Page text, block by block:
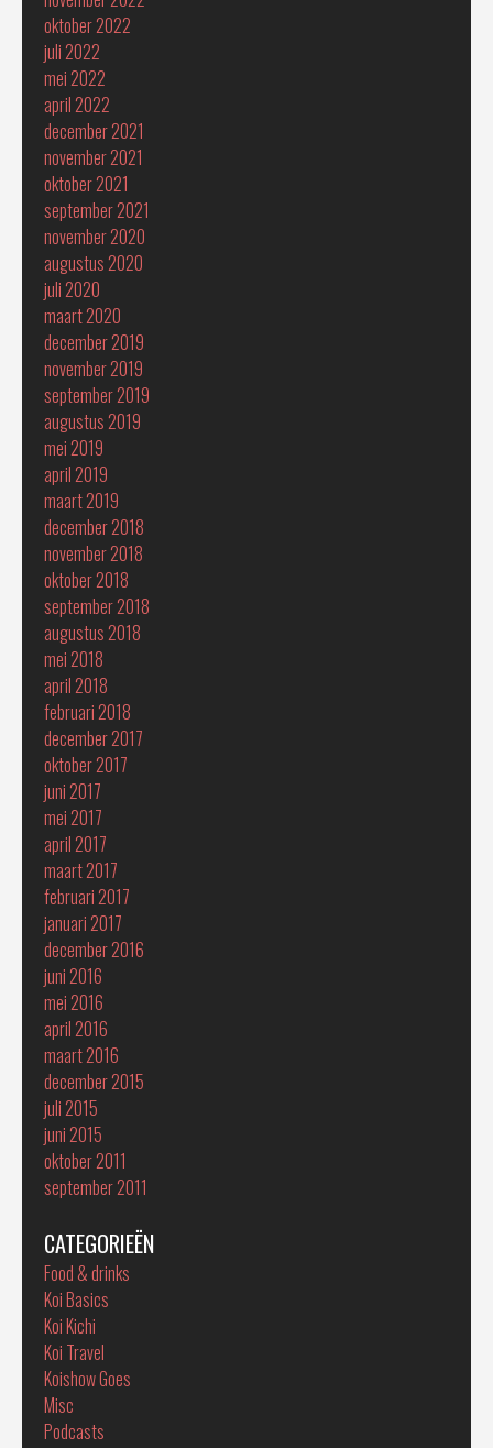
oktober 2022
juli 2022
mei 2022
april 2022
december 2021
november 2021
oktober 2021
september 2021
november 2020
augustus 2020
juli 2020
maart 2020
december 2019
november 2019
september 2019
augustus 2019
mei 2019
april 2019
maart 2019
december 2018
november 2018
oktober 2018
september 2018
augustus 2018
mei 2018
april 2018
februari 2018
december 2017
oktober 2017
juni 2017
mei 2017
april 2017
maart 2017
februari 2017
januari 2017
december 2016
juni 2016
mei 2016
april 2016
maart 2016
december 2015
juli 2015
juni 2015
oktober 2011
september 2011
CATEGORIEËN
Food & drinks
Koi Basics
Koi Kichi
Koi Travel
Koishow Goes
Misc
Podcasts